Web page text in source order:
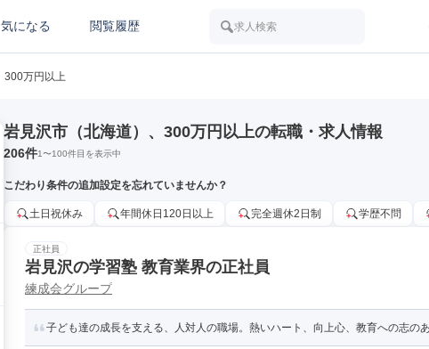
気になる 閲覧履歴 求人検索
300万円以上
岩見沢市（北海道）、300万円以上の転職・求人情報
206件1〜100件目を表示中
こだわり条件の追加設定を忘れていませんか？
土日祝休み 年間休日120日以上 完全週休2日制 学歴不問
正社員
岩見沢の学習塾 教育業界の正社員
練成会グループ
子ども達の成長を支える、人対人の職場。熱いハート、向上心、教育への志の